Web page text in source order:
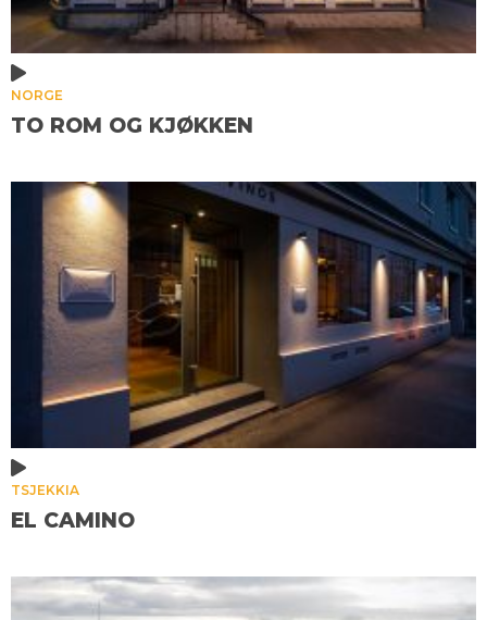
NORGE
TO ROM OG KJØKKEN
TSJEKKIA
EL CAMINO